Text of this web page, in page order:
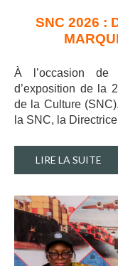
SNC 2026 :
À l’occasion de
d’exposition de la
de la Culture
la SNC, la
LIRE LA SUITE